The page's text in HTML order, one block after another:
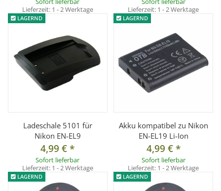
Lieferzeit: 1 - 2 Werktage
Lieferzeit: 1 - 2 Werktage
LAGERND
Ladeschale 5101 für
Nikon EN-EL9
4,99 €*
Sofort lieferbar
Lieferzeit: 1 - 2 Werktage
LAGERND
Akku kompatibel zu Nikon
EN-EL19 Li-Ion
4,99 €*
Sofort lieferbar
Lieferzeit: 1 - 2 Werktage
LAGERND LAGERND